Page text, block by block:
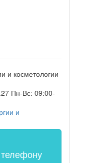
и косметологии
Пн-Вс: 09:00-